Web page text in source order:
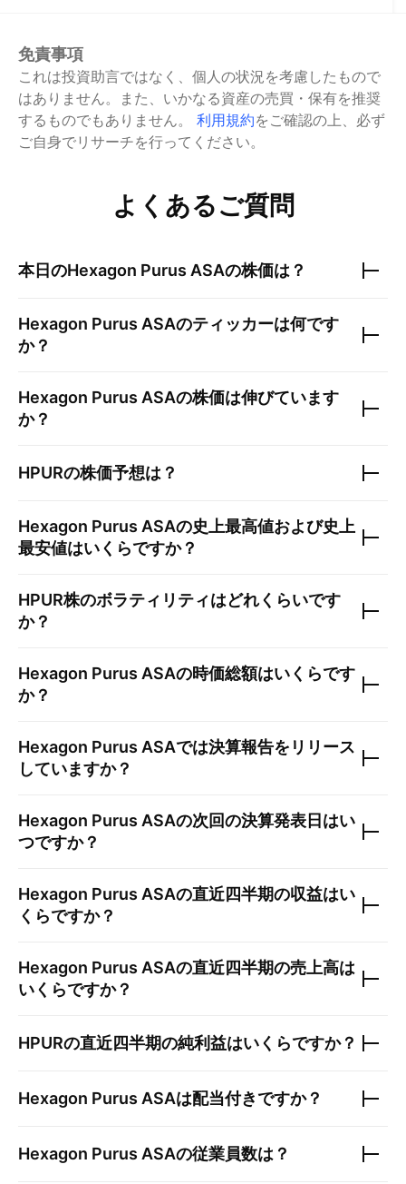
免責事項
これは投資助言ではなく、個人の状況を考慮したもので
はありません。また、いかなる資産の売買・保有を推奨
するものでもありません。
利用規約をご確認の上、必ず
ご自身でリサーチを行ってください。
よくあるご質問
本日のHexagon Purus ASAの株価は？
Hexagon Purus ASAのティッカーは何です
か？
Hexagon Purus ASAの株価は伸びています
か？
HPURの株価予想は？
Hexagon Purus ASAの史上最高値および史上
最安値はいくらですか？
HPUR株のボラティリティはどれくらいです
か？
Hexagon Purus ASAの時価総額はいくらです
か？
Hexagon Purus ASAでは決算報告をリリース
していますか？
Hexagon Purus ASAの次回の決算発表日はい
つですか？
Hexagon Purus ASAの直近四半期の収益はい
くらですか？
Hexagon Purus ASAの直近四半期の売上高は
いくらですか？
HPURの直近四半期の純利益はいくらですか？
Hexagon Purus ASAは配当付きですか？
Hexagon Purus ASAの従業員数は？